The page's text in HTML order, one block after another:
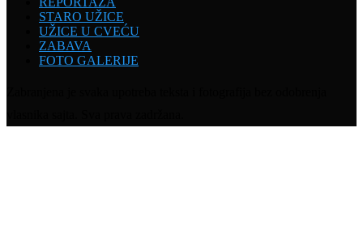
STARO UŽICE
UŽICE U CVEĆU
ZABAVA
FOTO GALERIJE